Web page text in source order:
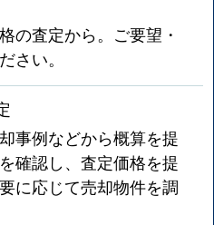
の査定から。ご要望・
さい。
事例などから概算を提
確認し、査定価格を提
に応じて売却物件を調